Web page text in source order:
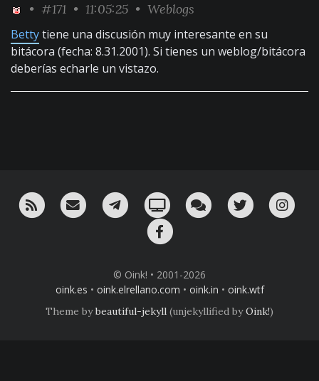
• #171 • 11:05:25 • Weblogs
Bettytiene una discusión muy interesante en su
bitácora (fecha: 8.31.2001). Si tienes un weblog/bitácora
deberías echarle un vistazo.
RSS ¡Mándame un email!¡Nuestro canal en Telegram!
Oink! TV Charla con nosotros
Twitter
© Oink! • 2001-2026
oink.es • oink.elrellano.com • oink.in • oink.wtf
Theme bybeautiful-jekyll (unjekyllified byOink!)